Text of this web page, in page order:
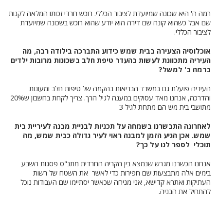
רמה ה' היא שכונה שמיועדת לציבור הכללי. רוכש חרדי זכותו המלאה לקנות
שם אבל כשהוא קונה שם דירה הוא יודע שהוא רוכש בשכונה שמיועדת
לציבור הכללי.
אוכלוסיה הצעירה בבית שמש כידוע התברכה בילודה רבה, מה
העיריה מתכוונת לעשות בהעדר טיפת חלב בשכונות מרובות ילדים
ברמה ב' למשל?
העיריה פועלת גם במשרד הבריאות בהקמה של טיפות חלב ומעונות
והדרכה, אנחנו מאד עסוקים במענה לגיל הרך. צריך לקחת בחשבון ש20%
מתושבי בית מש הם מתחת לגיל 3
לאחרונה התבשרנו בשמחה על תכניות לבניית מבנה לעיריית בית
שמש. אכן הגיע הזמן למבנה ראוי לעיר גדולה כבית שמש, מה
תוכלי לספר לנו על כך?
אנחנו הכשרנו מגרש שנמצא בין הקריה החרדית מתנ"ס פסגות השבע
בימים אלה מתבצעות שם חפירות כדי לאשר את השטח של רשות
העתיקות ואתרא קדישא, אני מניחה שכאשר יסתיימו שם העבודות נוכל
להתחיל את הבניה.